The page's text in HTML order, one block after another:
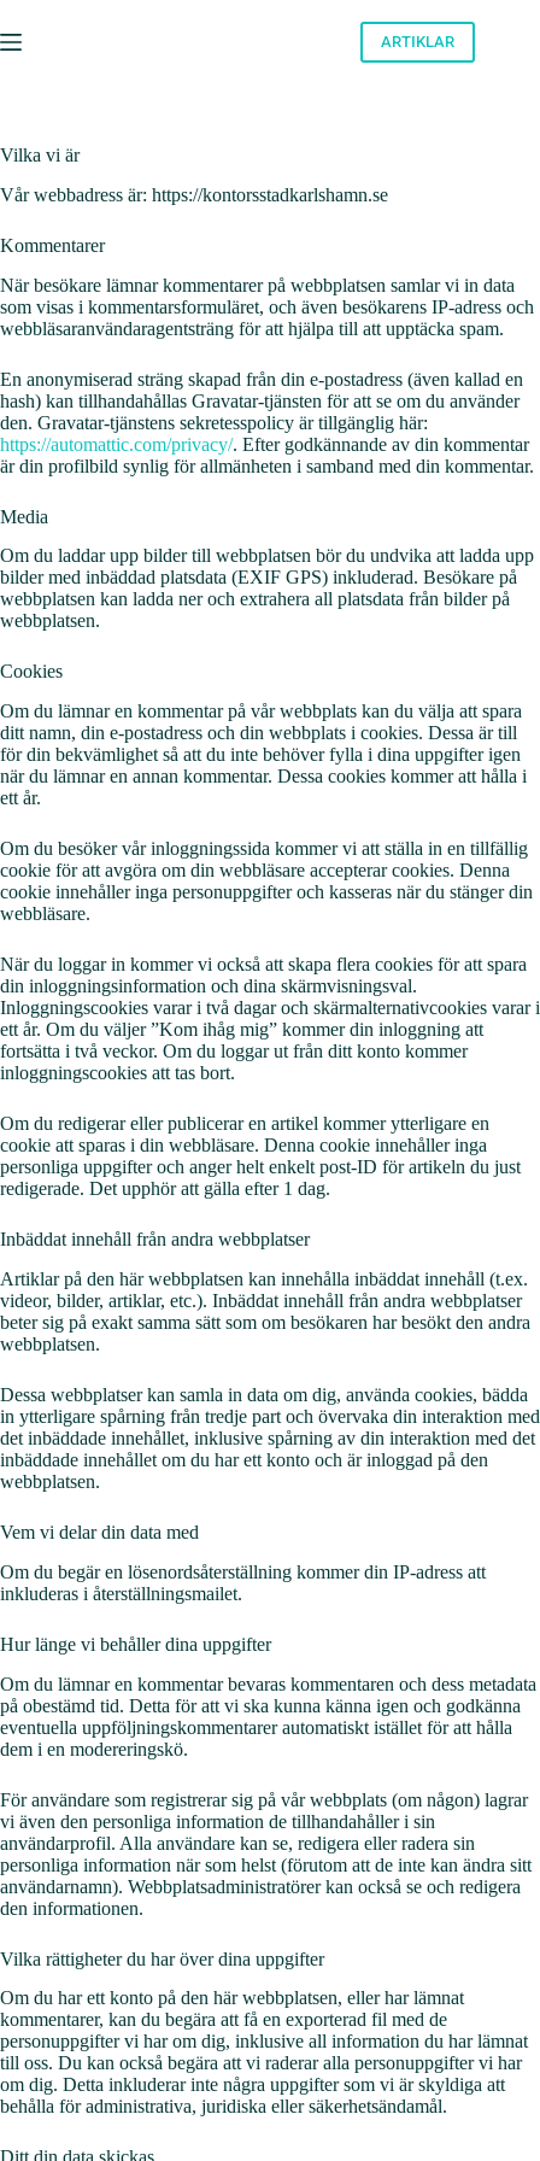
to
content
ARTIKLAR
Vilka vi är
Vår webbadress är: https://kontorsstadkarlshamn.se
Kommentarer
När besökare lämnar kommentarer på webbplatsen samlar vi in data
som visas i kommentarsformuläret, och även besökarens IP-adress och
webbläsaranvändaragentsträng för att hjälpa till att upptäcka spam.
En anonymiserad sträng skapad från din e-postadress (även kallad en
hash) kan tillhandahållas Gravatar-tjänsten för att se om du använder
den. Gravatar-tjänstens sekretesspolicy är tillgänglig här:
https://automattic.com/privacy/. Efter godkännande av din kommentar
är din profilbild synlig för allmänheten i samband med din kommentar.
Media
Om du laddar upp bilder till webbplatsen bör du undvika att ladda upp
bilder med inbäddad platsdata (EXIF GPS) inkluderad. Besökare på
webbplatsen kan ladda ner och extrahera all platsdata från bilder på
webbplatsen.
Cookies
Om du lämnar en kommentar på vår webbplats kan du välja att spara
ditt namn, din e-postadress och din webbplats i cookies. Dessa är till
för din bekvämlighet så att du inte behöver fylla i dina uppgifter igen
när du lämnar en annan kommentar. Dessa cookies kommer att hålla i
ett år.
Om du besöker vår inloggningssida kommer vi att ställa in en tillfällig
cookie för att avgöra om din webbläsare accepterar cookies. Denna
cookie innehåller inga personuppgifter och kasseras när du stänger din
webbläsare.
När du loggar in kommer vi också att skapa flera cookies för att spara
din inloggningsinformation och dina skärmvisningsval.
Inloggningscookies varar i två dagar och skärmalternativcookies varar i
ett år. Om du väljer ”Kom ihåg mig” kommer din inloggning att
fortsätta i två veckor. Om du loggar ut från ditt konto kommer
inloggningscookies att tas bort.
Om du redigerar eller publicerar en artikel kommer ytterligare en
cookie att sparas i din webbläsare. Denna cookie innehåller inga
personliga uppgifter och anger helt enkelt post-ID för artikeln du just
redigerade. Det upphör att gälla efter 1 dag.
Inbäddat innehåll från andra webbplatser
Artiklar på den här webbplatsen kan innehålla inbäddat innehåll (t.ex.
videor, bilder, artiklar, etc.). Inbäddat innehåll från andra webbplatser
beter sig på exakt samma sätt som om besökaren har besökt den andra
webbplatsen.
Dessa webbplatser kan samla in data om dig, använda cookies, bädda
in ytterligare spårning från tredje part och övervaka din interaktion med
det inbäddade innehållet, inklusive spårning av din interaktion med det
inbäddade innehållet om du har ett konto och är inloggad på den
webbplatsen.
Vem vi delar din data med
Om du begär en lösenordsåterställning kommer din IP-adress att
inkluderas i återställningsmailet.
Hur länge vi behåller dina uppgifter
Om du lämnar en kommentar bevaras kommentaren och dess metadata
på obestämd tid. Detta för att vi ska kunna känna igen och godkänna
eventuella uppföljningskommentarer automatiskt istället för att hålla
dem i en modereringskö.
För användare som registrerar sig på vår webbplats (om någon) lagrar
vi även den personliga information de tillhandahåller i sin
användarprofil. Alla användare kan se, redigera eller radera sin
personliga information när som helst (förutom att de inte kan ändra sitt
användarnamn). Webbplatsadministratörer kan också se och redigera
den informationen.
Vilka rättigheter du har över dina uppgifter
Om du har ett konto på den här webbplatsen, eller har lämnat
kommentarer, kan du begära att få en exporterad fil med de
personuppgifter vi har om dig, inklusive all information du har lämnat
till oss. Du kan också begära att vi raderar alla personuppgifter vi har
om dig. Detta inkluderar inte några uppgifter som vi är skyldiga att
behålla för administrativa, juridiska eller säkerhetsändamål.